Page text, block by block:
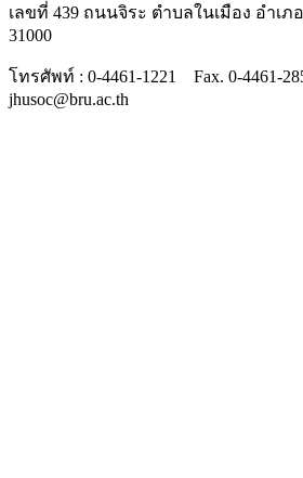
เลขที่ 439 ถนนจิระ ตำบลในเมือง อำเภ
31000
โทรศัพท์ : 0-4461-1221 Fax. 0-4461-
jhusoc@bru.ac.th